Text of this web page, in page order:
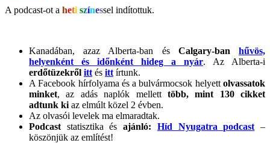
A podcast-ot a heti színessel indítottuk.
Kanadában, azaz Alberta-ban és Calgary-banhűvös,
helyenként és időnként hideg a nyár. Az Alberta-i
erdőtüzekről itt és itt írtunk.
A Facebook hírfolyama és a bulvármocsok helyett olvassatok
minket, az adás naplók mellett több, mint 130 cikket
adtunk ki az elmúlt közel 2 évben.
Az olvasói levelek ma elmaradtak.
Podcast statisztika ésajánló: Híd Nyugatra podcast –
köszönjük az említést!